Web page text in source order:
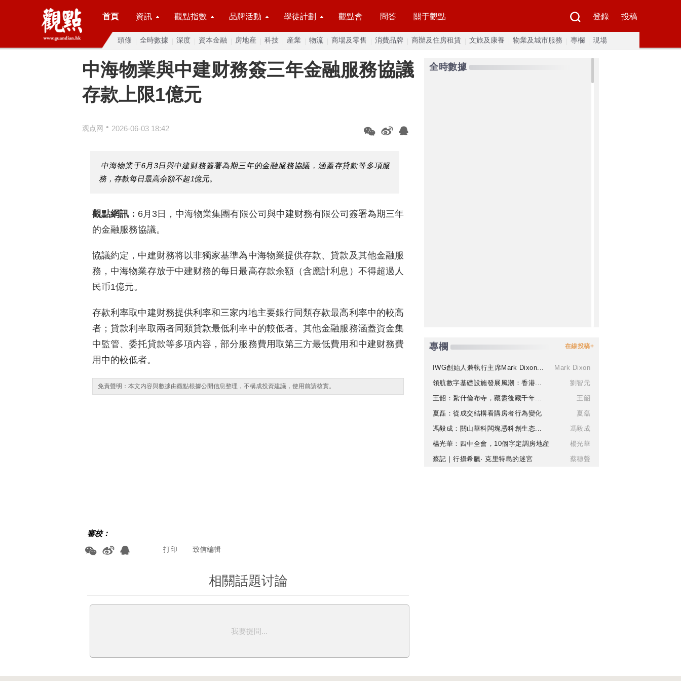
首頁 資訊 觀點指數 品牌活動 學徒計劃 觀點會 問答 關于觀點 登錄 投稿
頭條 全時數據 深度 資本金融 房地産 科技 産業 物流 商場及零售 消費品牌 商辦及住房租賃 文旅及康養 物業及城市服務 專欄 現場
中海物業與中建财務簽三年金融服務協議
存款上限1億元
观点网 • 2026-06-03 18:42
中海物業于6月3日與中建财務簽署為期三年的金融服務協議，涵蓋存貸款等多項服
務，存款每日最高余額不超1億元。
觀點網訊： 6月3日，中海物業集團有限公司與中建财務有限公司簽署為期三年
的金融服務協議。
協議約定，中建财務将以非獨家基準為中海物業提供存款、貸款及其他金融服
務，中海物業存放于中建财務的每日最高存款余額（含應計利息）不得超過人
民币1億元。
存款利率取中建财務提供利率和三家内地主要銀行同類存款最高利率中的較高
者；貸款利率取兩者同類貸款最低利率中的較低者。其他金融服務涵蓋資金集
中監管、委托貸款等多項内容，部分服務費用取第三方最低費用和中建财務費
用中的較低者。
免責聲明：本文内容與數據由觀點根據公開信息整理，不構成投資建議，使用前請核實。
審校：
致信編輯
打印
相關話題讨論
我要提問...
全時數據
專欄 在線投稿+
IWG創始人兼執行主席Mark Dixon...
Mark Dixon
領航數字基礎設施發展風潮：香港...
劉智元
王韶：紮什倫布寺，藏盡後藏千年...
王韶
夏磊：從成交結構看購房者行為變化
夏磊
馮毅成：關山華科闆塊憑科創生态...
馮毅成
楊光華：四中全會，10個字定調房地産
楊光華
蔡記｜行攝希臘· 克里特島的迷宮
蔡穗聲